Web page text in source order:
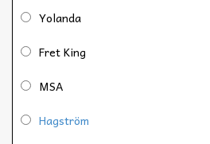
Yolanda
Fret King
MSA
Hagström